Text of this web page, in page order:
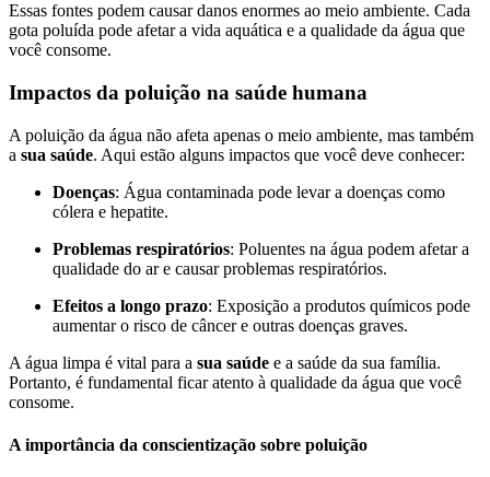
Essas fontes podem causar danos enormes ao meio ambiente. Cada
gota poluída pode afetar a vida aquática e a qualidade da água que
você consome.
Impactos da poluição na saúde humana
A poluição da água não afeta apenas o meio ambiente, mas também
a sua saúde. Aqui estão alguns impactos que você deve conhecer:
Doenças: Água contaminada pode levar a doenças como
cólera e hepatite.
Problemas respiratórios: Poluentes na água podem afetar a
qualidade do ar e causar problemas respiratórios.
Efeitos a longo prazo: Exposição a produtos químicos pode
aumentar o risco de câncer e outras doenças graves.
A água limpa é vital para a sua saúde e a saúde da sua família.
Portanto, é fundamental ficar atento à qualidade da água que você
consome.
A importância da conscientização sobre poluição